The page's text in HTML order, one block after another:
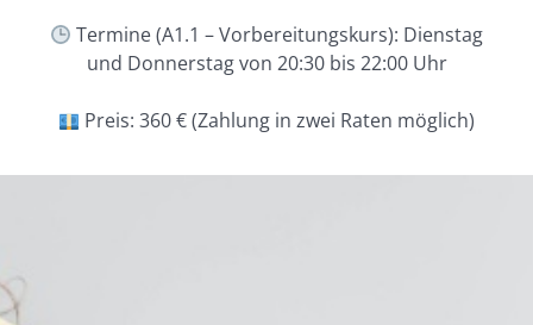
Termine (A1.1 – Vorbereitungskurs): Dienstag
und Donnerstag von 20:30 bis 22:00 Uhr
Preis: 360 € (Zahlung in zwei Raten möglich)